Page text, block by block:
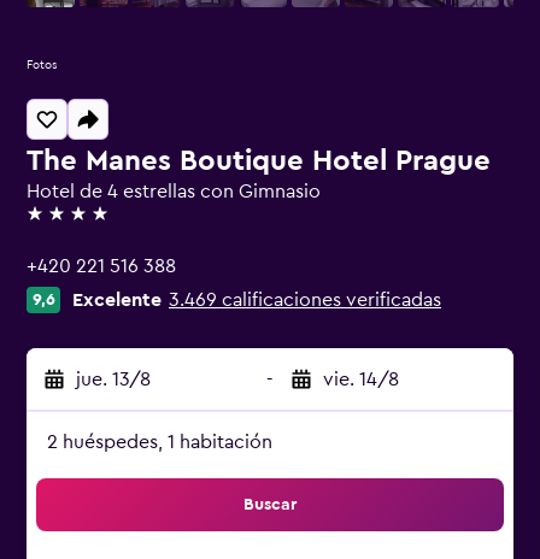
The Manes Boutique Hotel Prague
Hotel de 4 estrellas con Gimnasio
4 estrellas
+420 221 516 388
9,6 Excelente 3.469 calificaciones verificadas
jue. 13/8 - vie. 14/8
2 huéspedes, 1 habitación
Buscar
Fotos